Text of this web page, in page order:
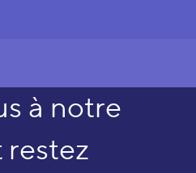
à notre
restez